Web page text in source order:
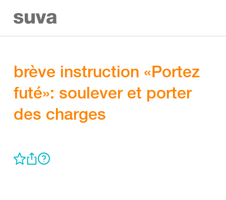
brève instruction «Portez
futé»: soulever et porter
des charges